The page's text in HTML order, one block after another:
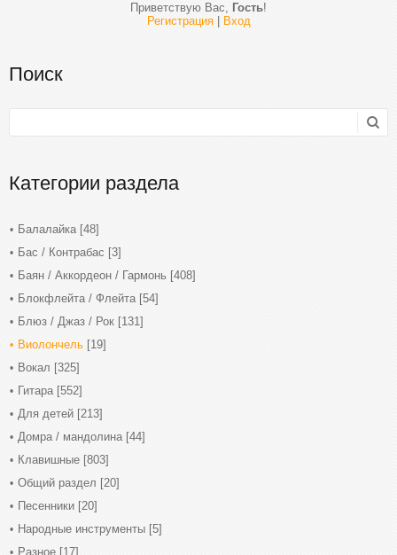
Приветствую Вас, Гость!
Регистрация| Вход
Поиск
Категории раздела
Балалайка [48]
Бас / Контрабас [3]
Баян / Аккордеон / Гармонь [408]
Блокфлейта / Флейта [54]
Блюз / Джаз / Рок [131]
Виолончель [19]
Вокал [325]
Гитара [552]
Для детей [213]
Домра / мандолина [44]
Клавишные [803]
Общий раздел [20]
Песенники [20]
Народные инструменты [5]
Разное [17]